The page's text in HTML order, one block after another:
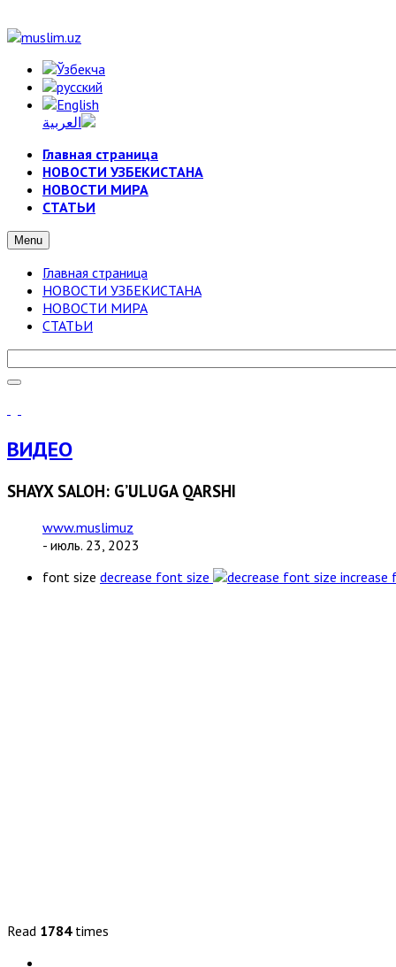
Главная страница
НОВОСТИ УЗБЕКИСТАНА
НОВОСТИ МИРА
СТАТЬИ
Menu
Главная страница
НОВОСТИ УЗБЕКИСТАНА
НОВОСТИ МИРА
СТАТЬИ
ВИДЕО
SHAYX SALOH: G’ULUGA QARSHI
www.muslimuz
- июль. 23, 2023
font size decrease font size increase
Read 1784times